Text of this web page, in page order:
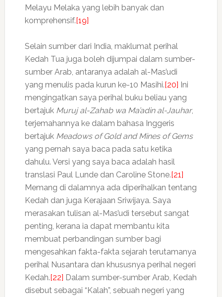
Melayu Melaka yang lebih banyak dan
komprehensif.[19]
Selain sumber dari India, maklumat perihal
Kedah Tua juga boleh dijumpai dalam sumber-
sumber Arab, antaranya adalah al-Mas’udi
yang menulis pada kurun ke-10 Masihi.[20] Ini
mengingatkan saya perihal buku beliau yang
bertajuk Muruj al-Zahab wa Ma’adin al-Jauhar,
terjemahannya ke dalam bahasa Inggeris
bertajuk Meadows of Gold and Mines of Gems
yang pernah saya baca pada satu ketika
dahulu. Versi yang saya baca adalah hasil
translasi Paul Lunde dan Caroline Stone.[21]
Memang di dalamnya ada diperihalkan tentang
Kedah dan juga Kerajaan Sriwijaya. Saya
merasakan tulisan al-Mas’udi tersebut sangat
penting, kerana ia dapat membantu kita
membuat perbandingan sumber bagi
mengesahkan fakta-fakta sejarah terutamanya
perihal Nusantara dan khususnya perihal negeri
Kedah.[22] Dalam sumber-sumber Arab, Kedah
disebut sebagai “Kalah”, sebuah negeri yang